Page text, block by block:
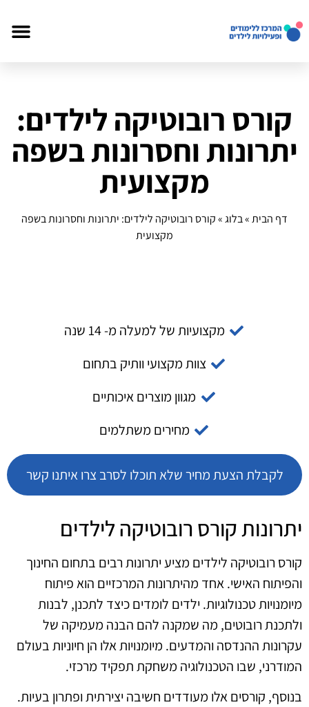
קורס רובוטיקה לילדים:
יתרונות וחסרונות בשפה
מקצועית
דף הבית»בלוג»קורס רובוטיקה לילדים: יתרונות וחסרונות בשפה
מקצועית
מקצועיות של למעלה מ- 14 שנה
צוות מקצועי וותיק בתחום
מגוון מוצרים איכותיים
מחירים משתלמים
לקבלת הצעת מחיר שלא תוכלו לסרב צרו איתנו קשר
יתרונות קורס רובוטיקה לילדים
קורס רובוטיקה לילדים מציע יתרונות רבים בתחום החינוך
והפיתוח האישי. אחד מהיתרונות המרכזיים הוא פיתוח
מיומנויות טכנולוגיות. ילדים לומדים כיצד לתכנן, לבנות
ולתכנת רובוטים, מה שמקנה להם הבנה מעמיקה של
עקרונות ההנדסה והמדעים. מיומנויות אלו הן חיוניות בעולם
המודרני, שבו הטכנולוגיה משחקת תפקיד מרכזי.
בנוסף, קורסים אלו מעודדים חשיבה יצירתית ופתרון בעיות.